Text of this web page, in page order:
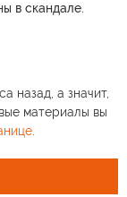
в скандале.
назад, а значит,
материалы вы
.